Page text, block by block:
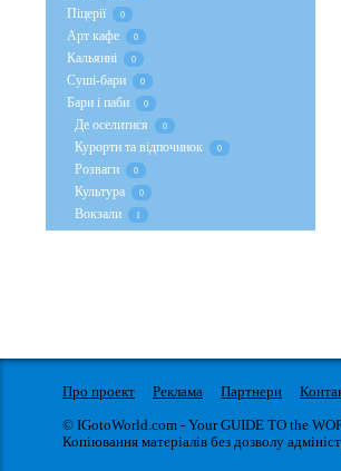
Піцерії 0
Арт кафе 0
Кальянні 0
Суші-бари 0
Бари і паби 0
Де оселитися 0
Курорти та відпочинок 0
Розваги 0
Культура 0
Вокзали 1
Про проект Реклама Партнери
© IGotoWorld.com - Your GUIDE TO the
Копіювання матеріалів без дозволу